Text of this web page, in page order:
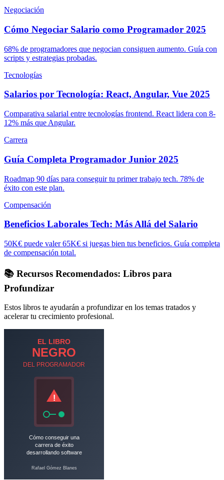
Negociación
Cómo Negociar Salario como Programador 2025
68% de programadores que negocian consiguen aumento. Guía con
scripts y estrategias probadas.
Tecnologías
Salarios por Tecnología: React, Angular, Vue 2025
Comparativa salarial entre tecnologías frontend. React lidera con 8-
12% más que Angular.
Carrera
Guía Completa Programador Junior 2025
Roadmap 90 días para conseguir tu primer trabajo tech. 78% de
éxito con este plan.
Compensación
Beneficios Laborales Tech: Más Allá del Salario
50K€ puede valer 65K€ si juegas bien tus beneficios. Guía completa
de compensación total.
📚 Recursos Recomendados: Libros para
Profundizar
Estos libros te ayudarán a profundizar en los temas tratados y
acelerar tu crecimiento profesional.